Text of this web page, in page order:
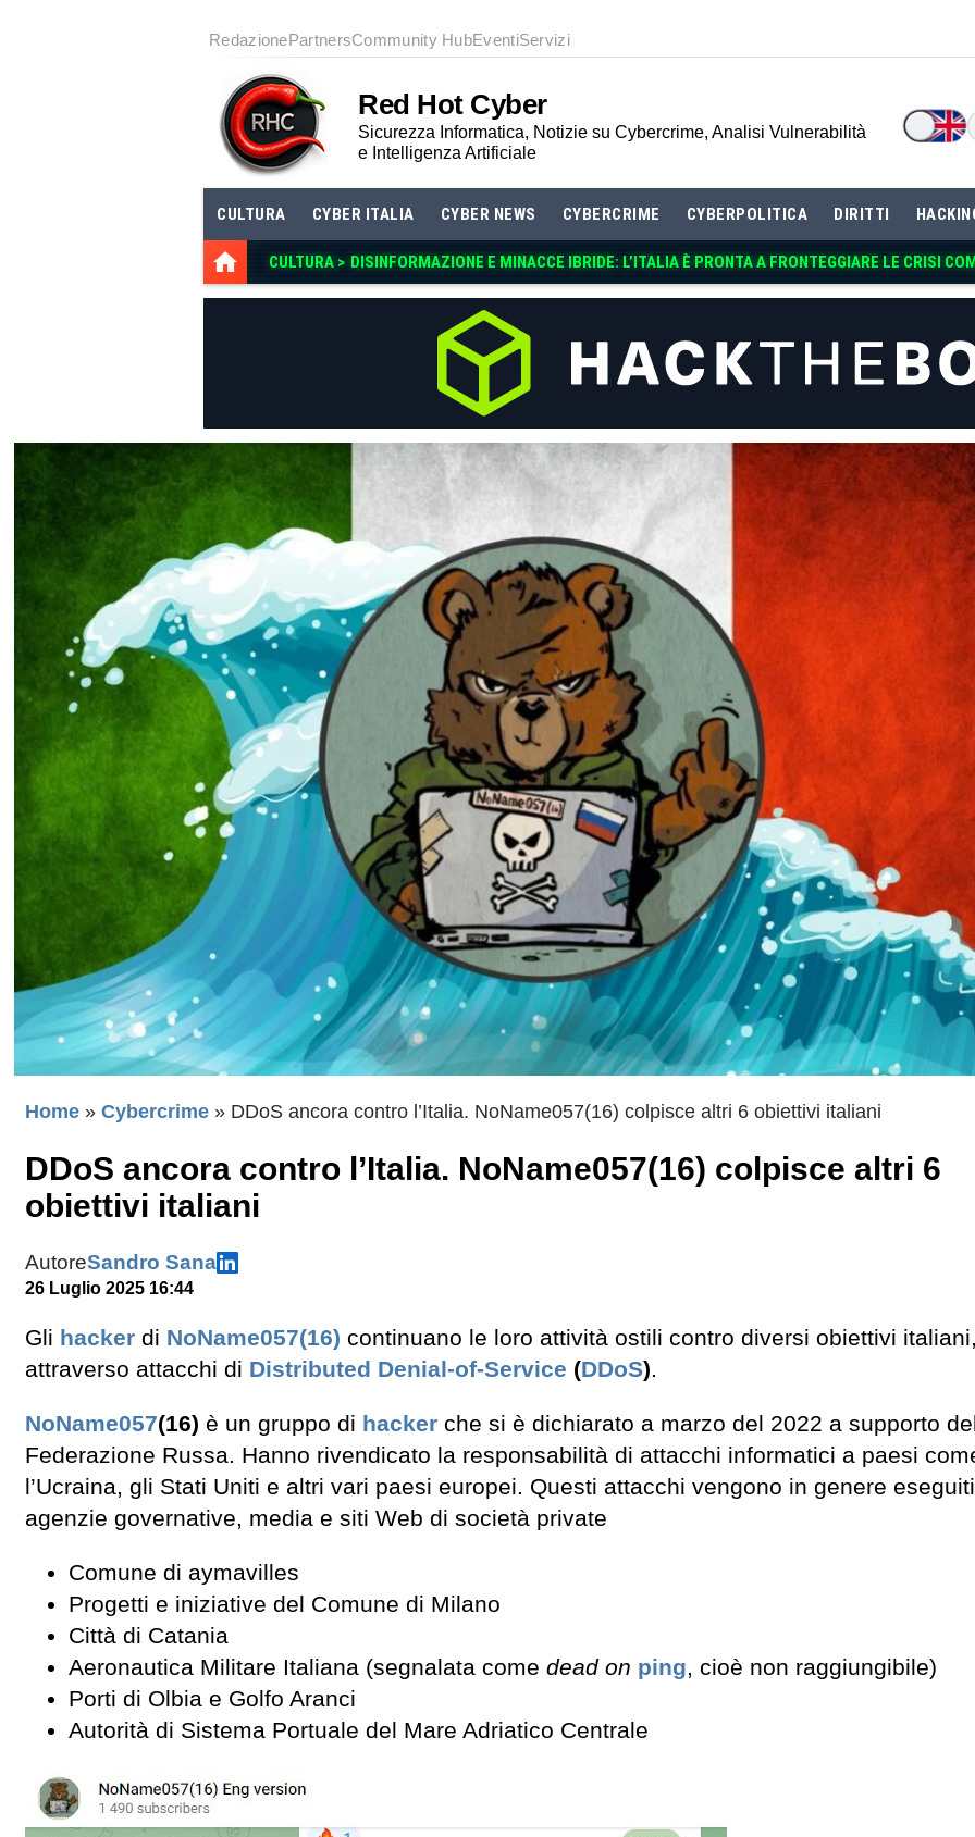
RedazionePartnersCommunity HubEventiServizi
Red Hot Cyber
Sicurezza Informatica, Notizie su Cybercrime, Analisi Vulnerabilità
e Intelligenza Artificiale
CULTURA CYBER ITALIA CYBER NEWS CYBERCRIME CYBERPOLITICA DIRITTI
CULTURA > DISINFORMAZIONE E MINACCE IBRIDE: L’ITALIA È PRONTA A FRONTEGGIARE LE CRISI
Home » Cybercrime » DDoS ancora contro l’Italia. NoName057(16) colpisce altri 6 obiettivi italiani
DDoS ancora contro l’Italia. NoName057(16) colpisce altri 6
obiettivi italiani
AutoreSandro Sana
26 Luglio 2025 16:44
Gli hacker di NoName057(16) continuano le loro attività ostili contro diversi obiettivi
attraverso attacchi di Distributed Denial-of-Service (DDoS).
NoName057(16) è un gruppo di hacker che si è dichiarato a marzo del 2022 a supporto
Federazione Russa. Hanno rivendicato la responsabilità di attacchi informatici a paesi
l’Ucraina, gli Stati Uniti e altri vari paesi europei. Questi attacchi vengono in genere
agenzie governative, media e siti Web di società private
Comune di aymavilles
Progetti e iniziative del Comune di Milano
Città di Catania
Aeronautica Militare Italiana (segnalata come dead on ping, cioè non raggiungibile)
Porti di Olbia e Golfo Aranci
Autorità di Sistema Portuale del Mare Adriatico Centrale